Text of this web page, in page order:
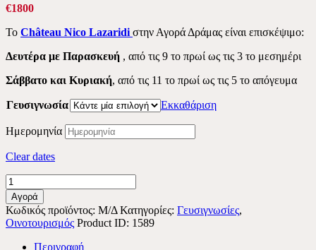
€1800
Το Château Nico Lazaridi στην Αγορά Δράμας είναι επισκέψιμο:
Δευτέρα με Παρασκευή , από τις 9 το πρωί ως τις 3 το μεσημέρι
Σάββατο και Κυριακή, από τις 11 το πρωί ως τις 5 το απόγευμα
Γευσιγνωσία Εκκαθάριση
Ημερομηνία
Clear dates
"ΑΣΗΜΕΝΙΟ
ΠΑΚΕΤΟ
ΓΕΥΣΙΓΝΩΣΙΑΣ"
στο
Château
NICO
Αγορά
Κωδικός προϊόντος: Μ/Δ Κατηγορίες: Γευσιγνωσίες,
Οινοτουρισμός Product ID: 1589
Περιγραφή